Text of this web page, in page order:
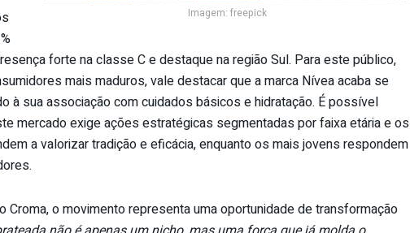
Imagem: freepick
forte na classe C e destaque na região Sul. Para este público,
mais maduros, vale destacar que a marca Nívea acaba se
à sua associação com cuidados básicos e hidratação. É possível
mercado exige ações estratégicas segmentadas por faixa etária e os
a valorizar tradição e eficácia, enquanto os mais jovens respondem
Croma, o movimento representa uma oportunidade de transformação